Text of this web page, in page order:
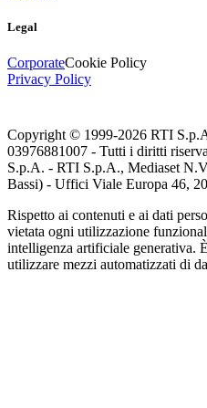
Legal
CorporateCookie Policy
Privacy Policy
Copyright © 1999-2026 RTI
03976881007 - Tutti i diritti
S.p.A. - RTI S.p.A., Mediaset
Bassi) - Uffici Viale Europa 46,
Rispetto ai contenuti e ai dati
vietata ogni utilizzazione
intelligenza artificiale generativa.
utilizzare mezzi automatizzati di